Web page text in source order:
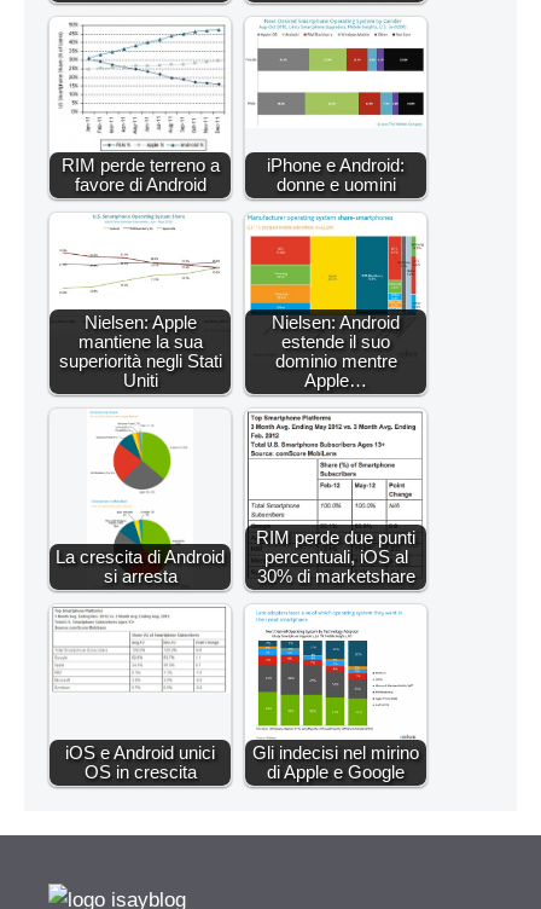
RIM perde terreno a
favore di Android
iPhone e Android:
donne e uomini
Nielsen: Apple
mantiene la sua
superiorità negli Stati
Uniti
Nielsen: Android
estende il suo
dominio mentre
Apple…
La crescita di Android
si arresta
RIM perde due punti
percentuali, iOS al
30% di marketshare
iOS e Android unici
OS in crescita
Gli indecisi nel mirino
di Apple e Google